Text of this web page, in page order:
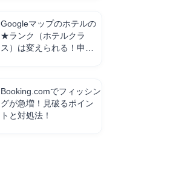
Googleマップのホテルの
★ランク（ホテルクラ
ス）は変えられる！申請
Booking.comでフィッシン
グが急増！見破るポイン
トと対処法！